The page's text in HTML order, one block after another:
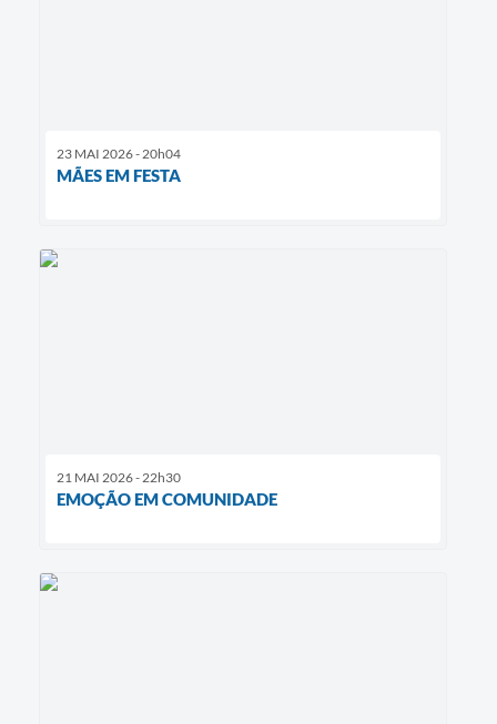
23 MAI 2026 - 20h04
MÃES EM FESTA
21 MAI 2026 - 22h30
EMOÇÃO EM COMUNIDADE